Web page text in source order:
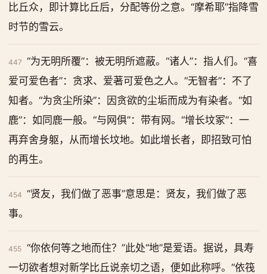
比丘众，即计算比丘后，分配等份之意。“摩希耶”指降雪
时节的雪云。
447
“为无明所覆”：被无明所遮蔽。“诸人”：指人们。“喜
爱可爱色者”：贪求、爱著可爱色之人。“无智者”：不了
知者。“为贪尘所染”：因贪欲的尘垢而成为有染者。“如
鹿”：如同鹿一般。“与网俱”：带有网。“增长坟冢”：一
再弃舍身躯，从而增长坟地。如此增长者，即招致可怕
的再生。
454
“贤友，我们做了恶事”意思是：贤友，我们做了恶
事。
455
“你依何等之地而住？”此处“地”是爱语。据说，具寿
一切欲者想对新学比丘说亲切之语，便如此称呼。“依筏